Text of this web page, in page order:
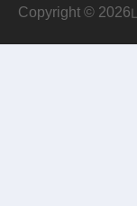
Copyright © 2026